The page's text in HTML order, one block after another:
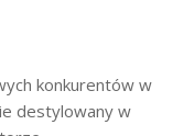
konkurentów w
destylowany w